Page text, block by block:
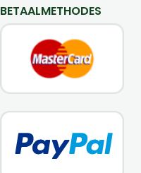
BETAALMETHODES